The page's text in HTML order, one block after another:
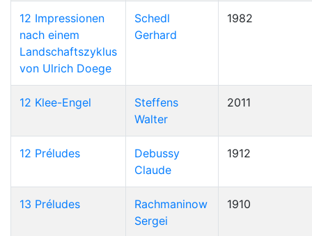
12 Impressionen
nach einem
Landschaftszyklus
von Ulrich Doege
Schedl
Gerhard
1982
12 Klee-Engel
Steffens
Walter
2011
12 Préludes
Debussy
Claude
1912
13 Préludes
Rachmaninow
Sergei
1910